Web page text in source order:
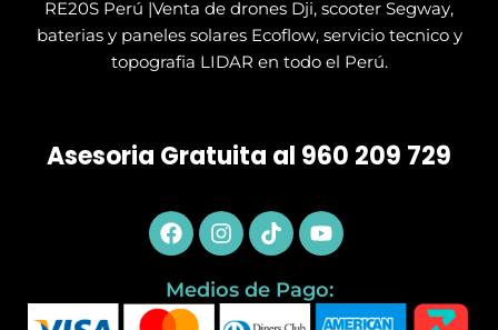
RE20S Perú |Venta de drones Dji, scooter Segway,
baterias y paneles solares Ecoflow, servicio tecnico y
topografia LIDAR en todo el Perú.
Asesoria Gratuita al 960 209 729
Facebook
Instagram
TiktokYoutube
Medios de Pago: